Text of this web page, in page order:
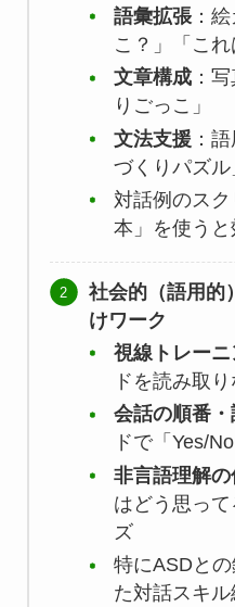
語彙拡張：絵
こ？」「こ
文章構成：写
りごっこ」
文法支援 ：
づくりパズル
対話例のス
本」を使うと
社会的（語用的
けワーク
視線トレーニ
ドを読み取
会話の順番
ドで「Yes/
非言語理解の
はどう思っ
ズ
特にASDと
た対話スキ